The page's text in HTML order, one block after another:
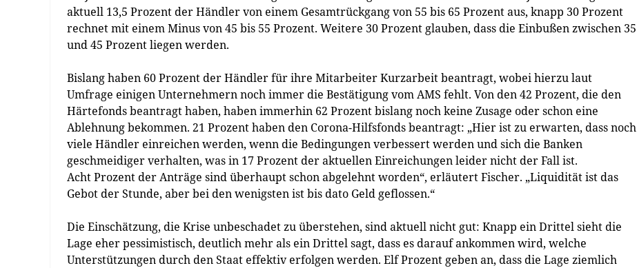
aktuell 13,5 Prozent der Händler von einem Gesamtrückgang von 55 bis 65 Prozent aus, knapp 30 Prozent
rechnet mit einem Minus von 45 bis 55 Prozent. Weitere 30 Prozent glauben, dass die Einbußen zwischen 35
und 45 Prozent liegen werden.
Bislang haben 60 Prozent der Händler für ihre Mitarbeiter Kurzarbeit beantragt, wobei hierzu laut
Umfrage einigen Unternehmern noch immer die Bestätigung vom AMS fehlt. Von den 42 Prozent, die den
Härtefonds beantragt haben, haben immerhin 62 Prozent bislang noch keine Zusage oder schon eine
Ablehnung bekommen. 21 Prozent haben den Corona-Hilfsfonds beantragt: „Hier ist zu erwarten, dass noch
viele Händler einreichen werden, wenn die Bedingungen verbessert werden und sich die Banken
geschmeidiger verhalten, was in 17 Prozent der aktuellen Einreichungen leider nicht der Fall ist.
Acht Prozent der Anträge sind überhaupt schon abgelehnt worden“, erläutert Fischer. „Liquidität ist das
Gebot der Stunde, aber bei den wenigsten ist bis dato Geld geflossen.“
Die Einschätzung, die Krise unbeschadet zu überstehen, sind aktuell nicht gut: Knapp ein Drittel sieht die
Lage eher pessimistisch, deutlich mehr als ein Drittel sagt, dass es darauf ankommen wird, welche
Unterstützungen durch den Staat effektiv erfolgen werden. Elf Prozent geben an, dass die Lage ziemlich